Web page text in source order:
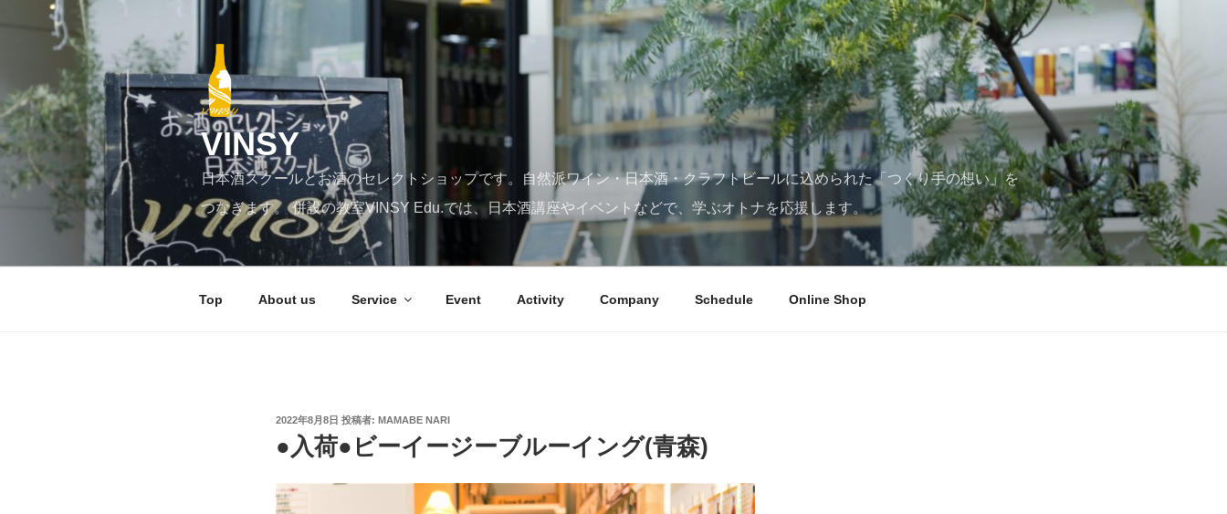
ツ
へ
ス
ッ
VINSY
日本酒スクールとお酒のセレクトショップです。自然派ワイン・日本酒・クラフトビールに込められた「つくり手の想い」を
つなぎます。 併設の教室VINSY Edu.では、日本酒講座やイベントなどで、学ぶオトナを応援します。
Top About us Service Event Activity Company Schedule Online Shop
投
日:
2022年8月8日 投稿者: MAMABE NARI
●入荷●ビーイージーブルーイング(青森)